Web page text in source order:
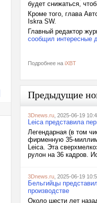
будет снижаться,
Кроме того, глава
Iskra SW.
Главный редактор
сообщил интересные
Подробнее на iXBT
Предыдущие
3Dnews.ru , 2025-06-19
Leica представила
Легендарная (в том
фирменную 35-
Leica. Эта
рулон на 36 кадров.
3Dnews.ru , 2025-06-19
Бельгийцы
производстве
Около шести лет